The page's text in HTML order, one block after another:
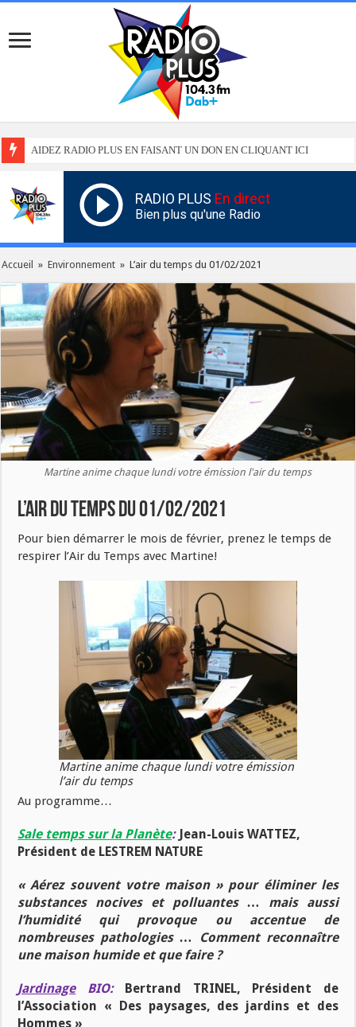
AIDEZ RADIO PLUS EN FAISANT UN DON EN CLIQUANT ICI
RADIO PLUS En direct
Bien plus qu'une Radio
Accueil » Environnement » L’air du temps du 01/02/2021
Martine anime chaque lundi votre émission l'air du temps
L’air du temps du 01/02/2021
Pour bien démarrer le mois de février, prenez le temps de
respirer l’Air du Temps avec Martine!
Martine anime chaque lundi votre émission
l’air du temps
Au programme…
Sale temps sur la Planète: Jean-Louis WATTEZ,
Président de LESTREM NATURE
« Aérez souvent votre maison » pour éliminer les
substances nocives et polluantes … mais aussi
l’humidité qui provoque ou accentue de
nombreuses pathologies … Comment reconnaître
une maison humide et que faire ?
JardinageBIO:
Bertrand TRINEL, Président de
l’Association « Des paysages, des jardins et des
Hommes »